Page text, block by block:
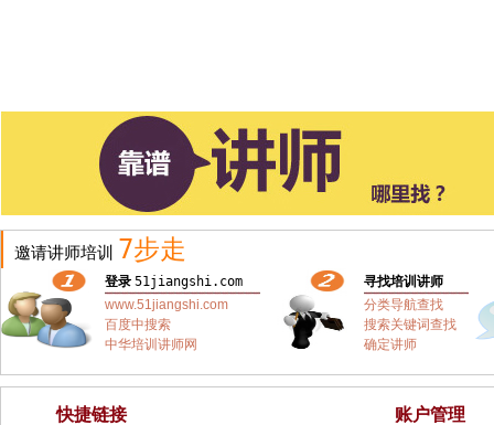
邀请讲师培训 7步走
登录 51jiangshi.com
www.51jiangshi.com
百度中搜索
中华培训讲师网
寻找培训讲师
分类导航查找
搜索关键词查找
确定讲师
快捷链接 账户管理